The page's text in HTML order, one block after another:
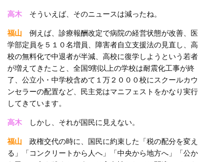
高木 そういえば、そのニュースは減ったね。
福山 例えば、診療報酬改定で病院の経営状態が改善、医
学部定員を５１０名増員、障害者自立支援法の見直し、高
校の無料化で中退者が半減、高校に復学しようという若者
が増えてきたこと、全国9割以上の学校は耐震化工事が終
了、公立小・中学校含めて１万２０００校にスクールカウ
ンセラーの配置など、民主党はマニフェストをかなり実行
してきています。
高木 しかし、それが国民に見えない。
福山 政権交代の時に、国民に約束した「税の配分を変え
る」「コンクリートから人へ」「中央から地方へ」「公か